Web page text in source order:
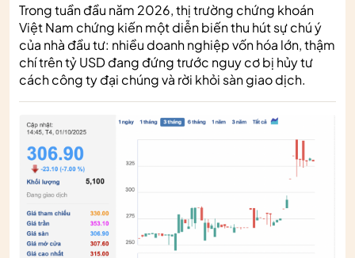
Trong tuần đầu năm 2026, thị trường chứng khoán
Việt Nam chứng kiến một diễn biến thu hút sự chú ý
của nhà đầu tư: nhiều doanh nghiệp vốn hóa lớn, thậm
chí trên tỷ USD đang đứng trước nguy cơ bị hủy tư
cách công ty đại chúng và rời khỏi sàn giao dịch.